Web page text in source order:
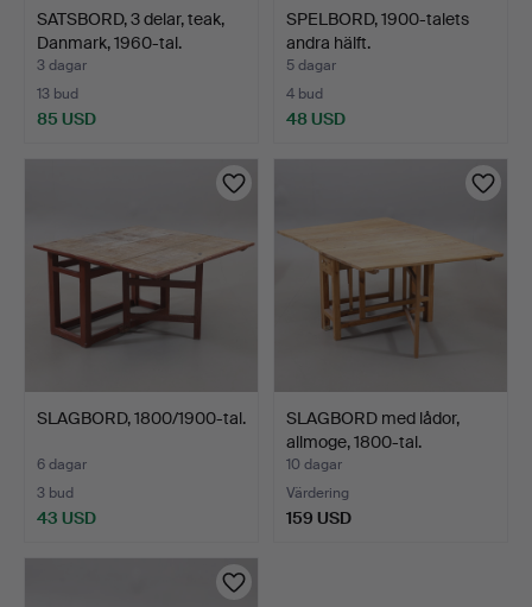
SATSBORD, 3 delar, teak,
Danmark, 1960-tal.
3 dagar
13 bud
85 USD
SPELBORD, 1900-talets
andra hälft.
5 dagar
4 bud
48 USD
SLAGBORD, 1800/1900-tal.
6 dagar
3 bud
43 USD
SLAGBORD med lådor,
allmoge, 1800-tal.
10 dagar
Värdering
159 USD